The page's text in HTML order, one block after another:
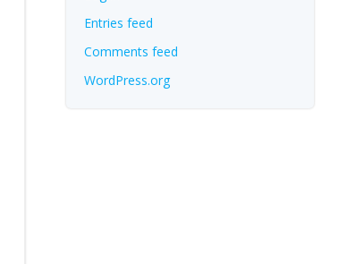
Entries feed
Comments feed
WordPress.org